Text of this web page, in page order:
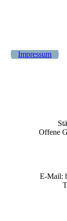
Impressum
Offene
E-Mail: